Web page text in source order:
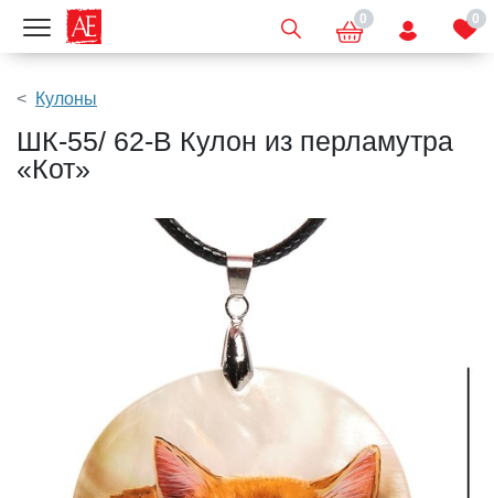
Показать меню 0 0
Кулоны
ШК-55/ 62-B Кулон из перламутра
«Кот»